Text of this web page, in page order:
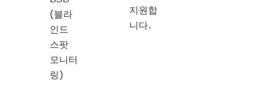
(블라
인드
스팟
모니터
링)
지원합
니다.